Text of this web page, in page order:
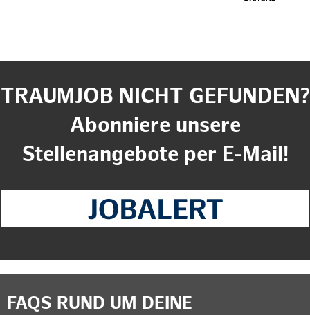
TRAUMJOB NICHT GEFUNDEN?
Abonniere unsere
Stellenangebote per E-Mail!
FAQS RUND UM DEINE